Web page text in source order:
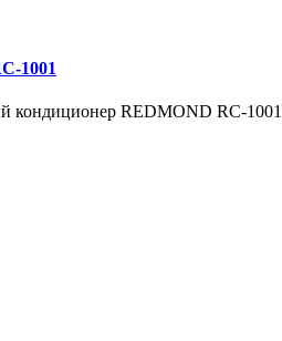
1001
REDMOND RC-